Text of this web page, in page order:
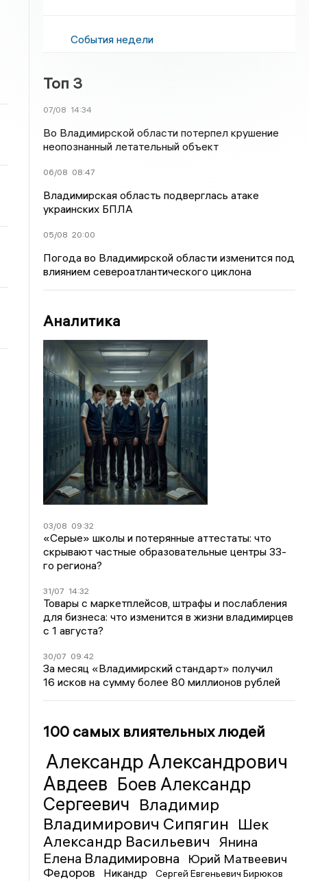
События недели
Топ 3
07/08 14:34
Во Владимирской области потерпел крушение
неопознанный летательный объект
06/08 08:47
Владимирская область подверглась атаке
украинских БПЛА
05/08 20:00
Погода во Владимирской области изменится под
влиянием североатлантического циклона
Аналитика
03/08 09:32
«Серые» школы и потерянные аттестаты: что
скрывают частные образовательные центры 33-
го региона?
31/07 14:32
Товары с маркетплейсов, штрафы и послабления
для бизнеса: что изменится в жизни владимирцев
с 1 августа?
30/07 09:42
За месяц «Владимирский стандарт» получил
16 исков на сумму более 80 миллионов рублей
100 самых влиятельных людей
Александр Александрович
Авдеев Боев Александр
Сергеевич Владимир
Владимирович Сипягин Шек
Александр Васильевич
Янина
Елена Владимировна
Юрий Матвеевич
Федоров
Никандр Сергей Евгеньевич Бирюков